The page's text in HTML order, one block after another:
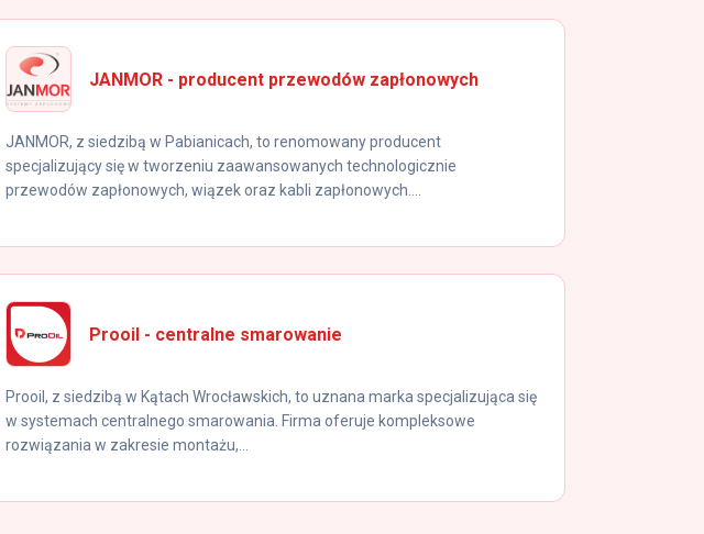
JANMOR - producent przewodów zapłonowych
JANMOR, z siedzibą w Pabianicach, to renomowany producent
specjalizujący się w tworzeniu zaawansowanych technologicznie
przewodów zapłonowych, wiązek oraz kabli zapłonowych....
Prooil - centralne smarowanie
Prooil, z siedzibą w Kątach Wrocławskich, to uznana marka specjalizująca się
w systemach centralnego smarowania. Firma oferuje kompleksowe
rozwiązania w zakresie montażu,...